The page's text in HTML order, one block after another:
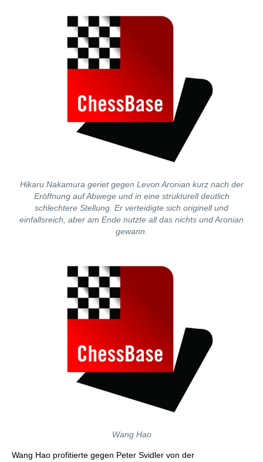
Hikaru Nakamura geriet gegen Levon Aronian kurz nach der
Eröffnung auf Abwege und in eine strukturell deutlich
schlechtere Stellung. Er verteidigte sich originell und
einfallsreich, aber am Ende nutzte all das nichts und Aronian
gewann.
Wang Hao
Wang Hao profitierte gegen Peter Svidler von der